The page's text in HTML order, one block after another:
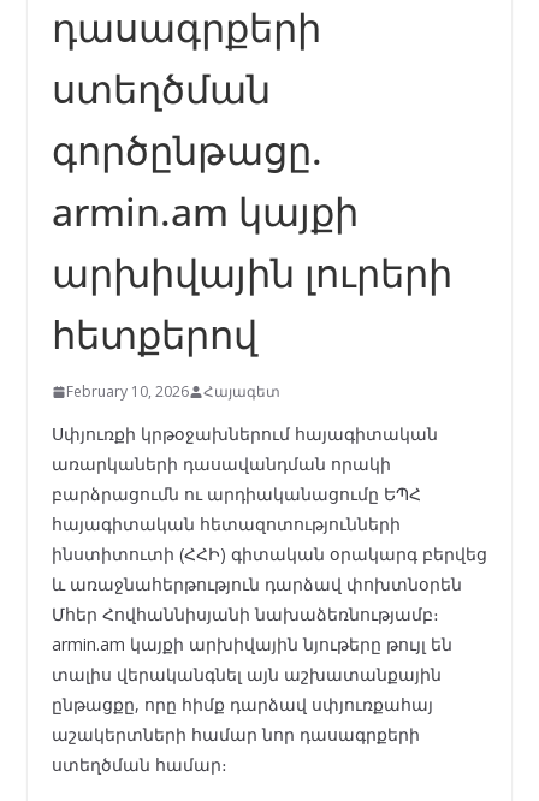
դասագրքերի
ստեղծման
գործընթացը.
armin.am կայքի
արխիվային լուրերի
հետքերով
February 10, 2026 Հայագետ
Սփյուռքի կրթօջախներում հայագիտական
առարկաների դասավանդման որակի
բարձրացումն ու արդիականացումը ԵՊՀ
հայագիտական հետազոտությունների
ինստիտուտի (ՀՀԻ) գիտական օրակարգ բերվեց
և առաջնահերթություն դարձավ փոխտնօրեն
Մհեր Հովհաննիսյանի նախաձեռնությամբ։
armin.am կայքի արխիվային նյութերը թույլ են
տալիս վերականգնել այն աշխատանքային
ընթացքը, որը հիմք դարձավ սփյուռքահայ
աշակերտների համար նոր դասագրքերի
ստեղծման համար։